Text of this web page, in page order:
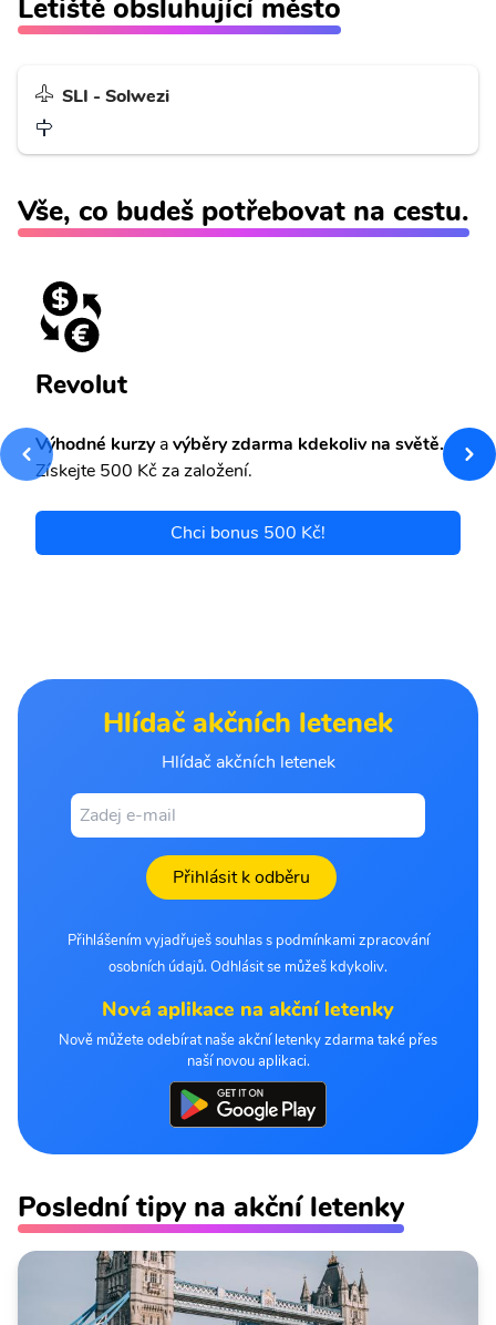
Letiště obsluhující město
SLI - Solwezi
Vše, co budeš potřebovat na cestu.
Revolut
Výhodné kurzyavýběry zdarma kdekoliv na světě.
Získejte 500 Kč za založení.
Chci bonus 500 Kč!
Hlídač akčních letenek
Hlídač akčních letenek
Přihlásit k odběru
Přihlášením vyjadřuješ souhlas s podmínkami zpracování
osobních údajů. Odhlásit se můžeš kdykoliv.
Nová aplikace na akční letenky
Nově můžete odebírat naše akční letenky zdarma také přes
naší novou aplikaci.
Poslední tipy na akční letenky